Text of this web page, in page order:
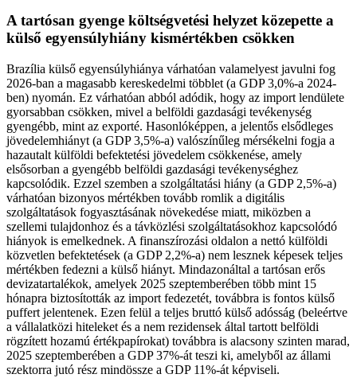
A tartósan gyenge költségvetési helyzet közepette a
külső egyensúlyhiány kismértékben csökken
Brazília külső egyensúlyhiánya várhatóan valamelyest javulni fog
2026-ban a magasabb kereskedelmi többlet (a GDP 3,0%-a 2024-
ben) nyomán. Ez várhatóan abból adódik, hogy az import lendülete
gyorsabban csökken, mivel a belföldi gazdasági tevékenység
gyengébb, mint az exporté. Hasonlóképpen, a jelentős elsődleges
jövedelemhiányt (a GDP 3,5%-a) valószínűleg mérsékelni fogja a
hazautalt külföldi befektetési jövedelem csökkenése, amely
elsősorban a gyengébb belföldi gazdasági tevékenységhez
kapcsolódik. Ezzel szemben a szolgáltatási hiány (a GDP 2,5%-a)
várhatóan bizonyos mértékben tovább romlik a digitális
szolgáltatások fogyasztásának növekedése miatt, miközben a
szellemi tulajdonhoz és a távközlési szolgáltatásokhoz kapcsolódó
hiányok is emelkednek. A finanszírozási oldalon a nettó külföldi
közvetlen befektetések (a GDP 2,2%-a) nem lesznek képesek teljes
mértékben fedezni a külső hiányt. Mindazonáltal a tartósan erős
devizatartalékok, amelyek 2025 szeptemberében több mint 15
hónapra biztosították az import fedezetét, továbbra is fontos külső
puffert jelentenek. Ezen felül a teljes bruttó külső adósság (beleértve
a vállalatközi hiteleket és a nem rezidensek által tartott belföldi
rögzített hozamú értékpapírokat) továbbra is alacsony szinten marad,
2025 szeptemberében a GDP 37%-át teszi ki, amelyből az állami
szektorra jutó rész mindössze a GDP 11%-át képviseli.